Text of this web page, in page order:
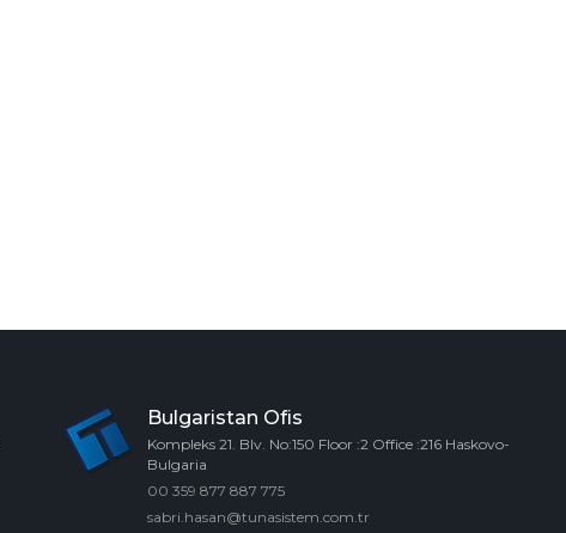
Bulgaristan Ofis
Kompleks 21. Blv. No:150 Floor :2 Office :216 Haskovo-
Bulgaria
00 359 877 887 775
sabri.hasan@tunasistem.com.tr